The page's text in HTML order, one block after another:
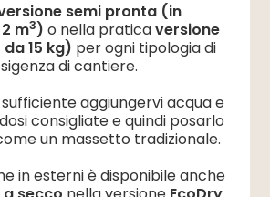
semi pronta (in
m3) o nella praticaversione
15 kg) per ogni tipologia di
di cantiere.
aggiungervi acqua e
consigliate e quindi posarlo
un massetto tradizionale.
in esterni è disponibile anche